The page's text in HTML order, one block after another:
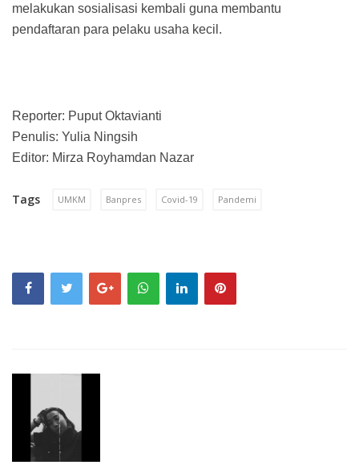
melakukan sosialisasi kembali guna membantu
pendaftaran para pelaku usaha kecil.
Reporter: Puput Oktavianti
Penulis: Yulia Ningsih
Editor: Mirza Royhamdan Nazar
Tags UMKM Banpres Covid-19 Pandemi